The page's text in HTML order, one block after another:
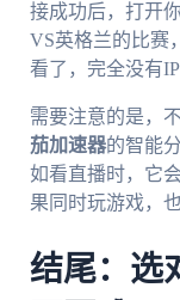
接成功后，打开
VS英格兰的比赛
看了，完全没有
需要注意的是，
茄加速器的智能
如看直播时，它
果同时玩游戏，
结尾：选